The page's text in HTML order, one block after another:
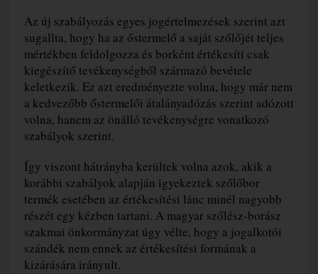
Az új szabályozás egyes jogértelmezések szerint azt
sugallta, hogy ha az őstermelő a saját szőlőjét teljes
mértékben feldolgozza és borként értékesíti csak
kiegészítő tevékenységből származó bevétele
keletkezik. Ez azt eredményezte volna, hogy már nem
a kedvezőbb őstermelői átalányadózás szerint adózott
volna, hanem az önálló tevékenységre vonatkozó
szabályok szerint.
Így viszont hátrányba kerültek volna azok, akik a
korábbi szabályok alapján igyekeztek szőlőbor
termék esetében az értékesítési lánc minél nagyobb
részét egy kézben tartani. A magyar szőlész-borász
szakmai önkormányzat úgy vélte, hogy a jogalkotói
szándék nem ennek az értékesítési formának a
kizárására irányult.